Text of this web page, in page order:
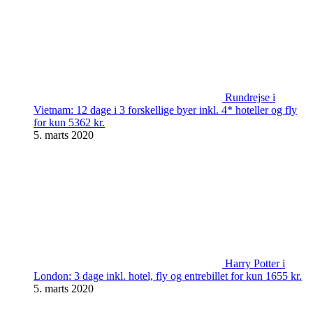
Rundrejse i
Vietnam: 12 dage i 3 forskellige byer inkl. 4* hoteller og fly
for kun 5362 kr.
5. marts 2020
Harry Potter i
London: 3 dage inkl. hotel, fly og entrebillet for kun 1655 kr.
5. marts 2020